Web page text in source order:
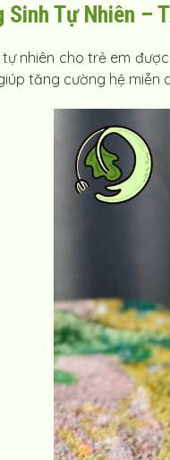
Sinh Tự Nhiên –
tự nhiên cho trẻ em
tăng cường hệ